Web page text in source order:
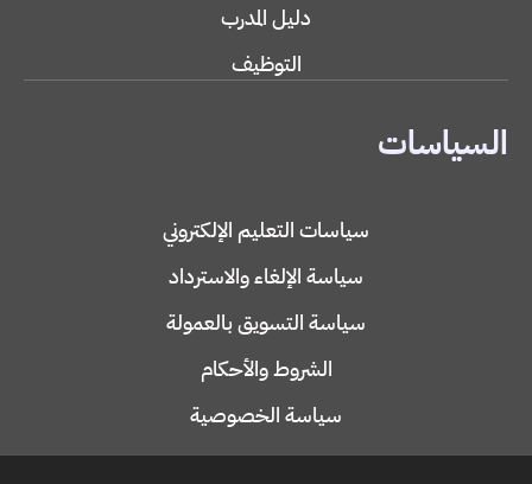
دليل المدرب
التوظيف
السياسات
سياسات التعليم الإلكتروني
سياسة الإلغاء والاسترداد
سياسة التسويق بالعمولة
الشروط والأحكام
سياسة الخصوصية